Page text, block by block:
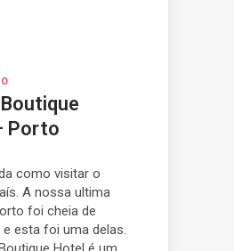
Porto
como visitar o
A nossa ultima
foi cheia de
e esta foi uma delas.